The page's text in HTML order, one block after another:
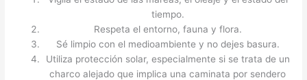
tiempo.
Respeta el entorno, fauna y flora.
Sé limpio con el medioambiente y no dejes basura.
Utiliza protección solar, especialmente si se trata de un
charco alejado que implica una caminata por sendero